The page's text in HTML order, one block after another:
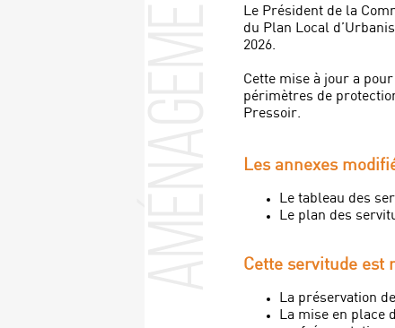
Le Président de la
du Plan Local
2026.
Cette mise à jour a
périmètres de
Pressoir.
Les annexes
Le tableau des
Le plan des
Cette servitude est
La préservation
La mise en place